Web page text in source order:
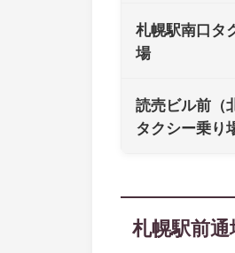
札幌駅南口タ
場
読売ビル前（
タクシー乗り
札幌駅前通